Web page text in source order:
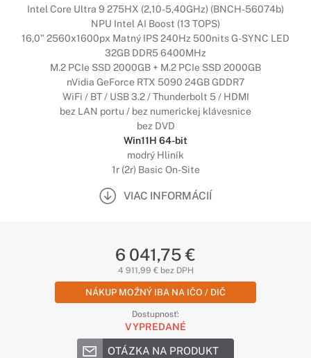
Intel Core Ultra 9 275HX (2,10-5,40GHz) (BNCH-56074b)
NPU Intel AI Boost (13 TOPS)
16,0" 2560x1600px Matný IPS 240Hz 500nits G-SYNC LED
32GB DDR5 6400MHz
M.2 PCIe SSD 2000GB + M.2 PCIe SSD 2000GB
nVidia GeForce RTX 5090 24GB GDDR7
WiFi / BT / USB 3.2 / Thunderbolt 5 / HDMI
bez LAN portu / bez numerickej klávesnice
bez DVD
Win11H 64-bit
modrý Hliník
1r (2r) Basic On-Site
VIAC INFORMÁCIÍ
6 041,75 €
4 911,99 € bez DPH
NÁKUP MOŽNÝ IBA NA IČO / DIČ
Dostupnosť:
VYPREDANÉ
OTÁZKA NA PRODUKT